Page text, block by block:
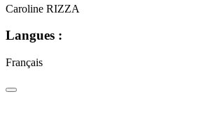
Caroline RIZZA
Langues :
Français